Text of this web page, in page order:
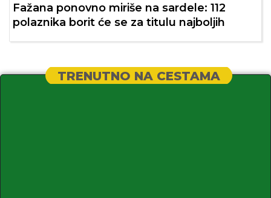
Fažana ponovno miriše na sardele: 112
polaznika borit će se za titulu najboljih
TRENUTNO NA CESTAMA